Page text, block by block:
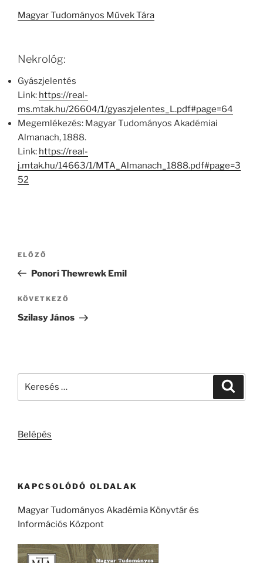
Magyar Tudományos Művek Tára
Nekrológ:
Gyászjelentés
Link: https://real-
ms.mtak.hu/26604/1/gyaszjelentes_L.pdf#page=64
Megemlékezés: Magyar Tudományos Akadémiai
Almanach, 1888.
Link: https://real-
j.mtak.hu/14663/1/MTA_Almanach_1888.pdf#page=3
52
Bejegyzés
Korábbi
bejegyzés
ELŐZŐ
Ponori Thewrewk Emil
Következő
bejegyzés
KÖVETKEZŐ
Szilasy János
Belépés
KAPCSOLÓDÓ OLDALAK
Magyar Tudományos Akadémia Könyvtár és
Információs Központ